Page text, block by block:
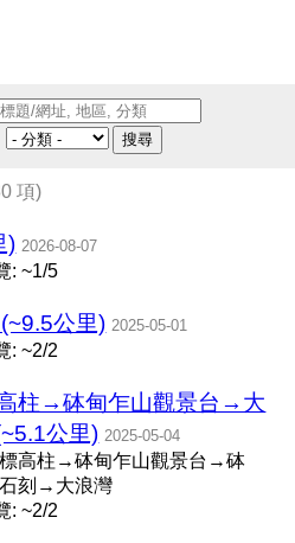
搜尋
項)
) 2026-08-07
: ~1/5
公里) 2025-05-01
: ~2/2
柱→砵甸乍山觀景台→大
公里) 2025-05-04
高柱→砵甸乍山觀景台→砵
刻→大浪灣
: ~2/2